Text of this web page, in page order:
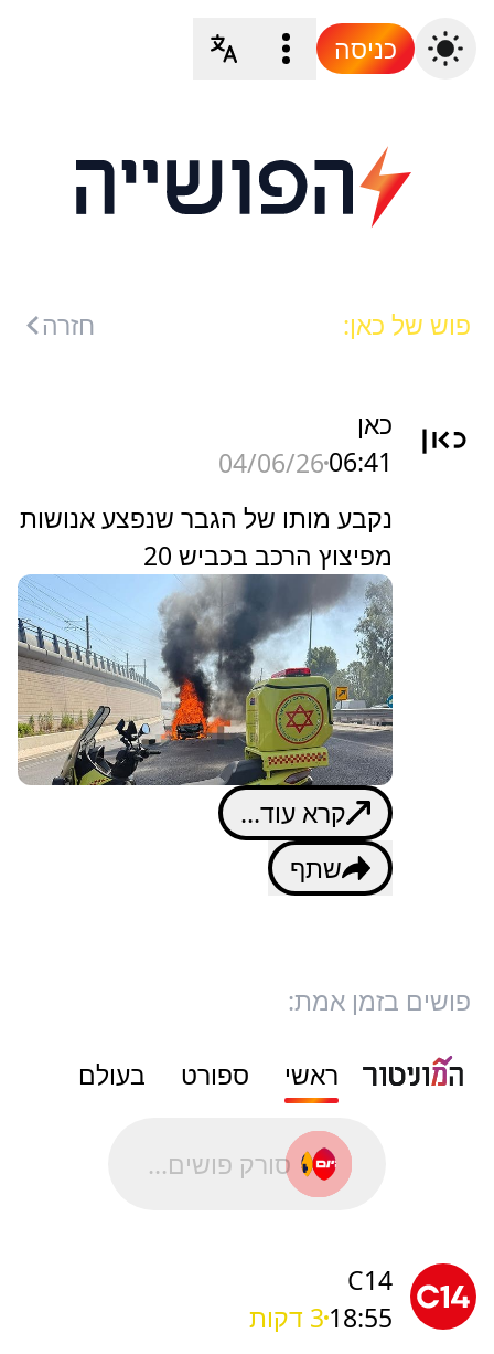
כניסה
פוש של כאן: חזרה
כאן
06:41
04/06/26
נקבע מותו של הגבר שנפצע אנושות
מפיצוץ הרכב בכביש 20
קרא עוד...
שתף
פושים בזמן אמת:
ראשי ספורט בעולם
סורק פושים...
C14
18:55 3 דקות